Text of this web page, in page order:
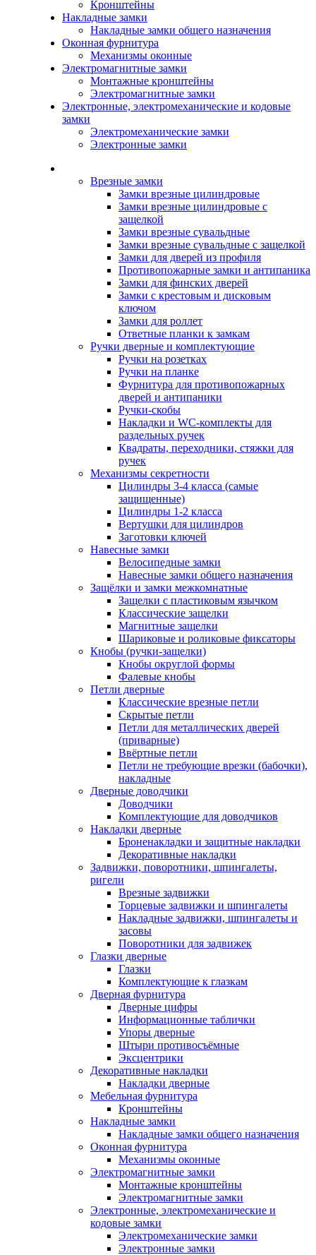
Кронштейны
Накладные замки
Накладные замки общего назначения
Оконная фурнитура
Механизмы оконные
Электромагнитные замки
Монтажные кронштейны
Электромагнитные замки
Электронные, электромеханические и кодовые
замки
Электромеханические замки
Электронные замки
Врезные замки
Замки врезные цилиндровые
Замки врезные цилиндровые с
защелкой
Замки врезные сувальдные
Замки врезные сувальдные с защелкой
Замки для дверей из профиля
Противопожарные замки и антипаника
Замки для финских дверей
Замки с крестовым и дисковым
ключом
Замки для роллет
Ответные планки к замкам
Ручки дверные и комплектующие
Ручки на розетках
Ручки на планке
Фурнитура для противопожарных
дверей и антипаники
Ручки-скобы
Накладки и WC-комплекты для
раздельных ручек
Квадраты, переходники, стяжки для
ручек
Механизмы секретности
Цилиндры 3-4 класса (самые
защищенные)
Цилиндры 1-2 класса
Вертушки для цилиндров
Заготовки ключей
Навесные замки
Велосипедные замки
Навесные замки общего назначения
Защёлки и замки межкомнатные
Защелки с пластиковым язычком
Классические защелки
Магнитные защелки
Шариковые и роликовые фиксаторы
Кнобы (ручки-защелки)
Кнобы округлой формы
Фалевые кнобы
Петли дверные
Классические врезные петли
Скрытые петли
Петли для металлических дверей
(приварные)
Ввёртные петли
Петли не требующие врезки (бабочки),
накладные
Дверные доводчики
Доводчики
Комплектующие для доводчиков
Накладки дверные
Броненакладки и защитные накладки
Декоративные накладки
Задвижки, поворотники, шпингалеты,
ригели
Врезные задвижки
Торцевые задвижки и шпингалеты
Накладные задвижки, шпингалеты и
засовы
Поворотники для задвижек
Глазки дверные
Глазки
Комплектующие к глазкам
Дверная фурнитура
Дверные цифры
Информационные таблички
Упоры дверные
Штыри противосъёмные
Эксцентрики
Декоративные накладки
Накладки дверные
Мебельная фурнитура
Кронштейны
Накладные замки
Накладные замки общего назначения
Оконная фурнитура
Механизмы оконные
Электромагнитные замки
Монтажные кронштейны
Электромагнитные замки
Электронные, электромеханические и
кодовые замки
Электромеханические замки
Электронные замки